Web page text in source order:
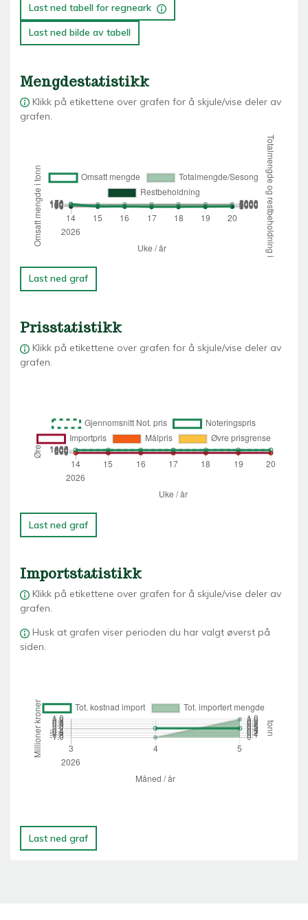
Last ned tabell for regneark
Last ned bilde av tabell
Mengdestatistikk
Klikk på etikettene over grafen for å skjule/vise deler av
grafen.
Last ned graf
Prisstatistikk
Klikk på etikettene over grafen for å skjule/vise deler av
grafen.
Last ned graf
Importstatistikk
Klikk på etikettene over grafen for å skjule/vise deler av
grafen.
Husk at grafen viser perioden du har valgt øverst på
siden.
Last ned graf